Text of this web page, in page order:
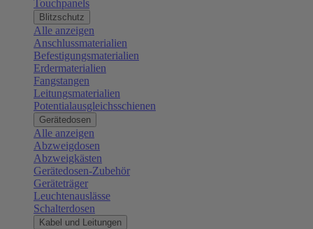
Touchpanels
Blitzschutz
Alle anzeigen
Anschlussmaterialien
Befestigungsmaterialien
Erdermaterialien
Fangstangen
Leitungsmaterialien
Potentialausgleichsschienen
Gerätedosen
Alle anzeigen
Abzweigdosen
Abzweigkästen
Gerätedosen-Zubehör
Geräteträger
Leuchtenauslässe
Schalterdosen
Kabel und Leitungen